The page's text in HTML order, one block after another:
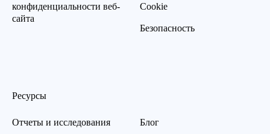
конфиденциальности веб-
сайта
Cookie
Безопасность
Ресурсы
Отчеты и исследования Блог